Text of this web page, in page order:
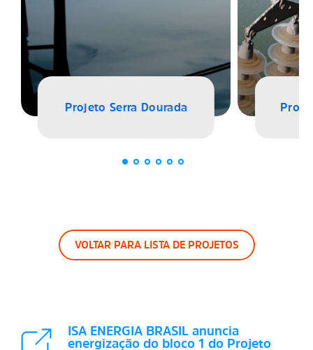
Projeto Serra Dourada
VOLTAR PARA LISTA DE PROJETOS
ISA ENERGIA BRASIL anuncia
energização do bloco 1 do Projeto